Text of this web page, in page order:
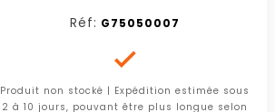
Réf: G75050007

Produit non stocké | Expédition estimée sous
2 à 10 jours, pouvant être plus longue selon